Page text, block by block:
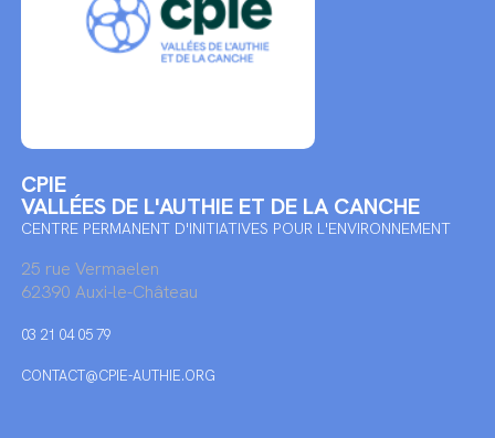
CPIE
VALLÉES DE L'AUTHIE ET DE LA CANCHE
CENTRE PERMANENT D'INITIATIVES POUR L'ENVIRONNEMENT
25 rue Vermaelen
62390 Auxi-le-Château
03 21 04 05 79
CONTACT@CPIE-AUTHIE.ORG